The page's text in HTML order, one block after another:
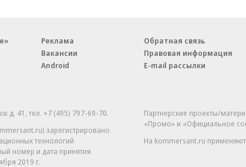
Реклама
Вакансии
Android
Обратная связь
Правовая информация
E-mail рассылки
д. 41,тел. +7 (495) 797-69-70.
зарегистрировано
технологий
номер и дата принятия
2019 г.
Партнерские проекты/
«Промо» и «Официальное
На kommersant.ru